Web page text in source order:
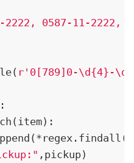
2222, 0587-11-2222,
r'0[789]0-\d{4}-
,pickup)